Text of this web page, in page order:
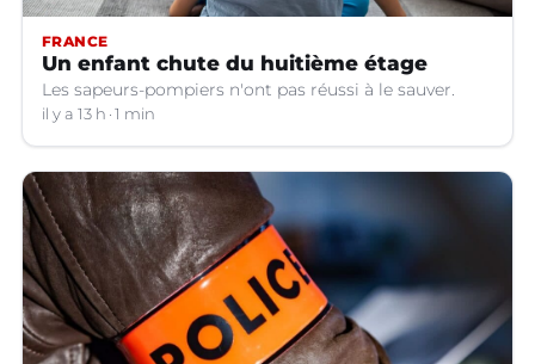
FRANCE
Un enfant chute du huitième étage
Les sapeurs-pompiers n'ont pas réussi à le sauver.
il y a 13 h 1 min